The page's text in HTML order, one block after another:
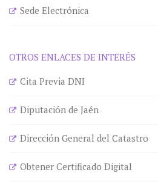
Sede Electrónica
OTROS ENLACES DE INTERÉS
Cita Previa DNI
Diputación de Jaén
Dirección General del Catastro
Obtener Certificado Digital